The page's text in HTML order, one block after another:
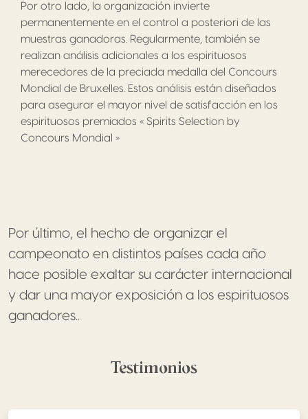
Por otro lado, la organización invierte
permanentemente en el control a posteriori de las
muestras ganadoras. Regularmente, también se
realizan análisis adicionales a los espirituosos
merecedores de la preciada medalla del Concours
Mondial de Bruxelles. Estos análisis están diseñados
para asegurar el mayor nivel de satisfacción en los
espirituosos premiados « Spirits Selection by
Concours Mondial »
Por último, el hecho de organizar el
campeonato en distintos países cada año
hace posible exaltar su carácter internacional
y dar una mayor exposición a los espirituosos
ganadores..
Testimonios